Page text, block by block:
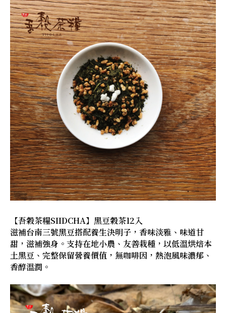
【吾穀茶糧SIIDCHA】黑豆穀茶12入
滋補台南三號黑豆搭配養生決明子，香味淡雅、味道甘
甜，滋補強身。支持在地小農、友善栽種，以低溫烘焙本
土黑豆、完整保留營養價值，無咖啡因，熱泡風味濃郁、
香醇溫潤。